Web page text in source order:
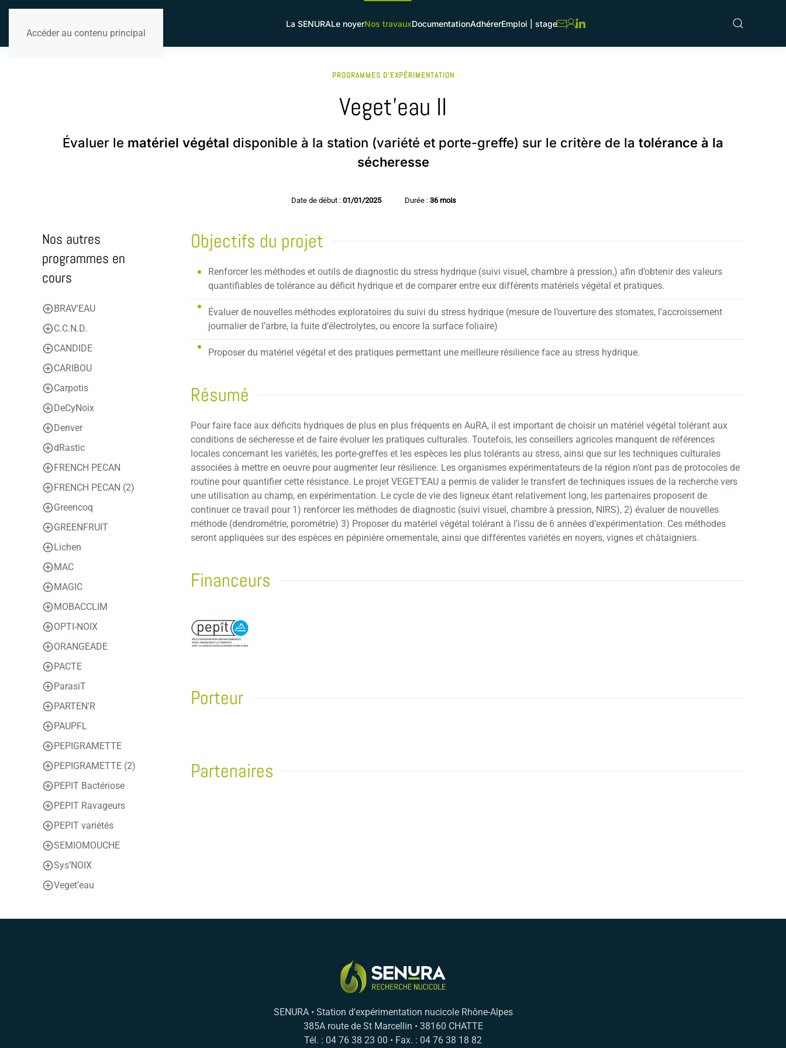
Accéder au contenu principal
La SENURALe noyerNos travauxDocumentationAdhérerEmploi | stage
PROGRAMMES D'EXPÉRIMENTATION
Veget’eau II
Évaluer le matériel végétal disponible à la station (variété et porte-greffe) sur le critère de la tolérance à la
sécheresse
Date de début : 01/01/2025 Durée : 36 mois
Nos autres
programmes en
cours
BRAV'EAU
C.C.N.D.
CANDIDE
CARIBOU
Carpotis
DeCyNoix
Denver
dRastic
FRENCH PECAN
FRENCH PECAN (2)
Greencoq
GREENFRUIT
Lichen
MAC
MAGIC
MOBACCLIM
OPTI-NOIX
ORANGEADE
PACTE
ParasiT
PARTEN'R
PAUPFL
PEPIGRAMETTE
PEPIGRAMETTE (2)
PEPIT Bactériose
PEPIT Ravageurs
PEPIT variétés
SEMIOMOUCHE
Sys’NOIX
Veget’eau
Objectifs du projet
Renforcer les méthodes et outils de diagnostic du stress hydrique (suivi visuel, chambre à pression,) afin d’obtenir des valeurs
quantifiables de tolérance au déficit hydrique et de comparer entre eux différents matériels végétal et pratiques.
Évaluer de nouvelles méthodes exploratoires du suivi du stress hydrique (mesure de l’ouverture des stomates, l’accroissement
journalier de l’arbre, la fuite d’électrolytes, ou encore la surface foliaire)
Proposer du matériel végétal et des pratiques permettant une meilleure résilience face au stress hydrique.
Résumé
Pour faire face aux déficits hydriques de plus en plus fréquents en AuRA, il est important de choisir un matériel végétal tolérant aux
conditions de sécheresse et de faire évoluer les pratiques culturales. Toutefois, les conseillers agricoles manquent de références
locales concernant les variétés, les porte-greffes et les espèces les plus tolérants au stress, ainsi que sur les techniques culturales
associées à mettre en oeuvre pour augmenter leur résilience. Les organismes expérimentateurs de la région n’ont pas de protocoles de
routine pour quantifier cette résistance. Le projet VEGET’EAU a permis de valider le transfert de techniques issues de la recherche vers
une utilisation au champ, en expérimentation. Le cycle de vie des ligneux étant relativement long, les partenaires proposent de
continuer ce travail pour 1) renforcer les méthodes de diagnostic (suivi visuel, chambre à pression, NIRS), 2) évaluer de nouvelles
méthode (dendrométrie, porométrie) 3) Proposer du matériel végétal tolérant à l’issu de 6 années d’expérimentation. Ces méthodes
seront appliquées sur des espèces en pépinière ornementale, ainsi que différentes variétés en noyers, vignes et châtaigniers.
Financeurs
Porteur
Partenaires
SENURA • Station d'expérimentation nucicole Rhône-Alpes
385A route de St Marcellin • 38160 CHATTE
Tél. : 04 76 38 23 00 • Fax. : 04 76 38 18 82